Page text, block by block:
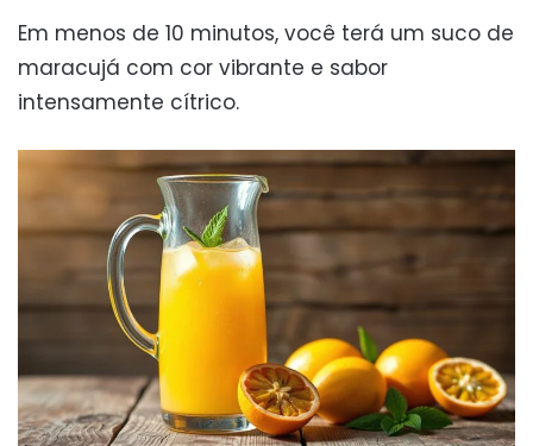
Em menos de 10 minutos, você terá um suco de
maracujá com cor vibrante e sabor
intensamente cítrico.